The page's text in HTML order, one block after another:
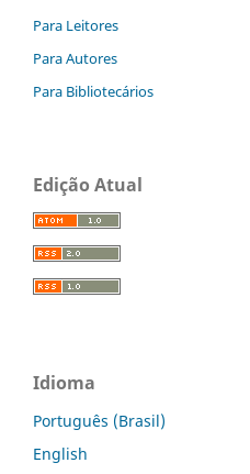
Para Leitores
Para Autores
Para Bibliotecários
Edição Atual
Idioma
Português (Brasil)
English